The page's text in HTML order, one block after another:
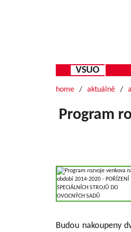
VSUO
home aktuálně
Program
Budou nakoupeny